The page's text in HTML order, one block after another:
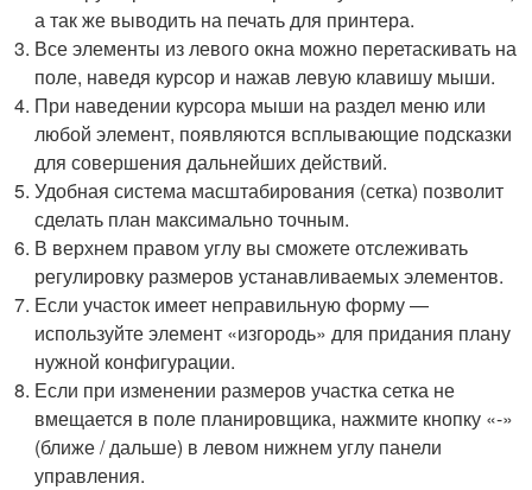
а так же выводить на печать для принтера.
Все элементы из левого окна можно перетаскивать на
поле, наведя курсор и нажав левую клавишу мыши.
При наведении курсора мыши на раздел меню или
любой элемент, появляются всплывающие подсказки
для совершения дальнейших действий.
Удобная система масштабирования (сетка) позволит
сделать план максимально точным.
В верхнем правом углу вы сможете отслеживать
регулировку размеров устанавливаемых элементов.
Если участок имеет неправильную форму —
используйте элемент «изгородь» для придания плану
нужной конфигурации.
Если при изменении размеров участка сетка не
вмещается в поле планировщика, нажмите кнопку «-»
(ближе / дальше) в левом нижнем углу панели
управления.